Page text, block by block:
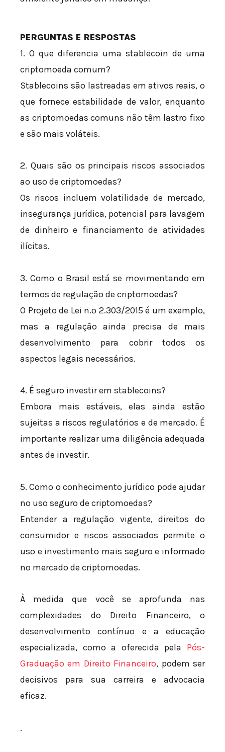
PERGUNTAS E RESPOSTAS
1. O que diferencia uma stablecoin de uma
criptomoeda comum?
Stablecoins são lastreadas em ativos reais, o
que fornece estabilidade de valor, enquanto
as criptomoedas comuns não têm lastro fixo
e são mais voláteis.
2. Quais são os principais riscos associados
ao uso de criptomoedas?
Os riscos incluem volatilidade de mercado,
insegurança jurídica, potencial para lavagem
de dinheiro e financiamento de atividades
ilícitas.
3. Como o Brasil está se movimentando em
termos de regulação de criptomoedas?
O Projeto de Lei n.º 2.303/2015 é um exemplo,
mas a regulação ainda precisa de mais
desenvolvimento para cobrir todos os
aspectos legais necessários.
4. É seguro investir em stablecoins?
Embora mais estáveis, elas ainda estão
sujeitas a riscos regulatórios e de mercado. É
importante realizar uma diligência adequada
antes de investir.
5. Como o conhecimento jurídico pode ajudar
no uso seguro de criptomoedas?
Entender a regulação vigente, direitos do
consumidor e riscos associados permite o
uso e investimento mais seguro e informado
no mercado de criptomoedas.
À medida que você se aprofunda nas
complexidades do Direito Financeiro, o
desenvolvimento contínuo e a educação
especializada, como a oferecida pela Pós-
Graduação em Direito Financeiro, podem ser
decisivos para sua carreira e advocacia
eficaz.
.